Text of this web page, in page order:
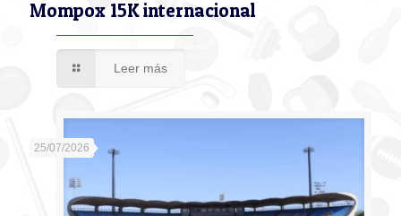
Mompox 15K internacional
Leer más
25/07/2026